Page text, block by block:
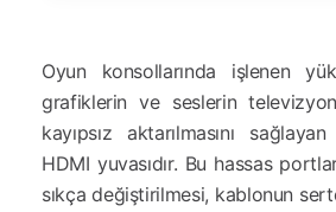
Oyun konsollarında işlenen
grafiklerin ve seslerin
kayıpsız aktarılmasını
HDMI yuvasıdır. Bu hassas
sıkça değiştirilmesi, kablonun